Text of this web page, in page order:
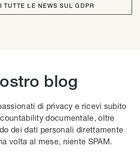
TUTTE LE NEWS SUL GDPR
blog
di privacy e ricevi subito
documentale, oltre
dei dati personali direttamente
volta al mese, niente SPAM.